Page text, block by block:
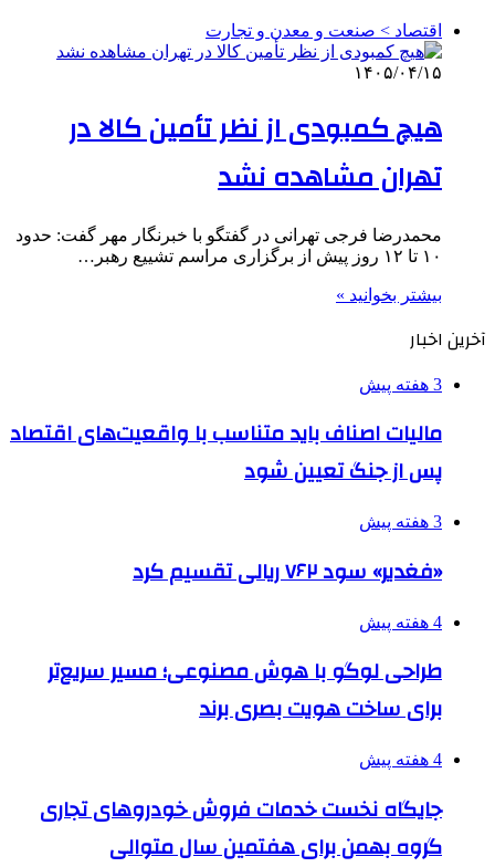
اقتصاد > صنعت و معدن و تجارت
۱۴۰۵/۰۴/۱۵
هیچ کمبودی از نظر تأمین کالا در
تهران مشاهده نشد
محمدرضا فرجی تهرانی در گفتگو با خبرنگار مهر گفت: حدود
۱۰ تا ۱۲ روز پیش از برگزاری مراسم تشییع رهبر…
بیشتر بخوانید »
آخرین اخبار
3 هفته پیش
مالیات اصناف باید متناسب با واقعیت‌های اقتصاد
پس از جنگ تعیین شود
3 هفته پیش
«فغدیر» سود ۷۶۲ ریالی تقسیم کرد
4 هفته پیش
طراحی لوگو با هوش مصنوعی؛ مسیر سریع‌تر
برای ساخت هویت بصری برند
4 هفته پیش
جایگاه نخست خدمات فروش خودروهای تجاری
گروه بهمن برای هفتمین سال متوالی